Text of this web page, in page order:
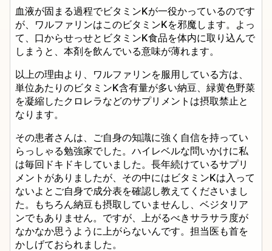
血液が固まる過程でビタミンKが一役かっているのです
が、ワルファリンはこのビタミンKを邪魔します。よっ
て、口からせっせとビタミンK食品を体内に取り込んで
しまうと、本剤を飲んでいる意味が薄れます。
以上の理由より、ワルファリンを服用している方は、
単位あたりのビタミンK含有量が多い納豆、緑黄色野菜
を凝縮したクロレラなどのサプリメントは摂取禁止と
なります。
その患者さんは、ご自身の知識に強く自信を持ってい
らっしゃる勉強家でした。ハイレベルな問いかけに私
は毎回ドキドキしていました。長年続けているサプリ
メントがありましたが、その中にはビタミンKは入って
ないよとご自身で成分表を確認し教えてくださいまし
た。もちろん納豆も摂取していませんし、ベジタリア
ンでもありません。ですが、上がるべきサラサラ度が
なかなか思うように上がらないんです。担当医も首を
かしげておられました。